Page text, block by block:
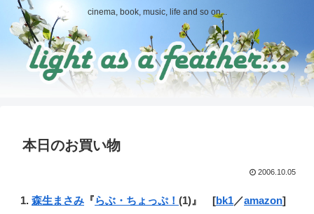
cinema, book, music, life and so on...
本日のお買い物
2006.10.05
森生まさみ 『らぶ・ちょっぷ！ (1)』 [bk1／amazon]